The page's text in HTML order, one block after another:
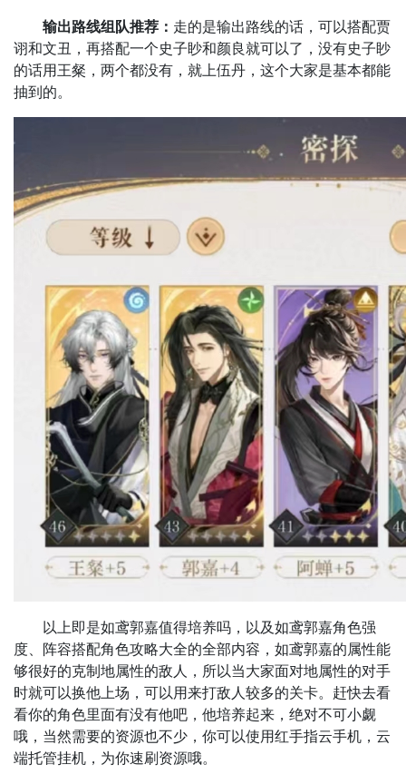
输出路线组队推荐： 走的是输出路线的话，可以搭配贾
诩和文丑，再搭配一个史子眇和颜良就可以了，没有史子眇
的话用王粲，两个都没有，就上伍丹，这个大家是基本都能
抽到的。
‌以上即是如鸢郭嘉值得培养吗，以及如鸢郭嘉角色强
度、阵容搭配角色攻略大全的全部内容，如鸢郭嘉的属性能
够很好的克制地属性的敌人，所以当大家面对地属性的对手
时就可以换他上场，可以用来打敌人较多的关卡。赶快去看
看你的角色里面有没有他吧，他培养起来，绝对不可小觑
哦，当然需要的资源也不少，你可以使用红手指云手机，云
端托管挂机，为你速刷资源哦。